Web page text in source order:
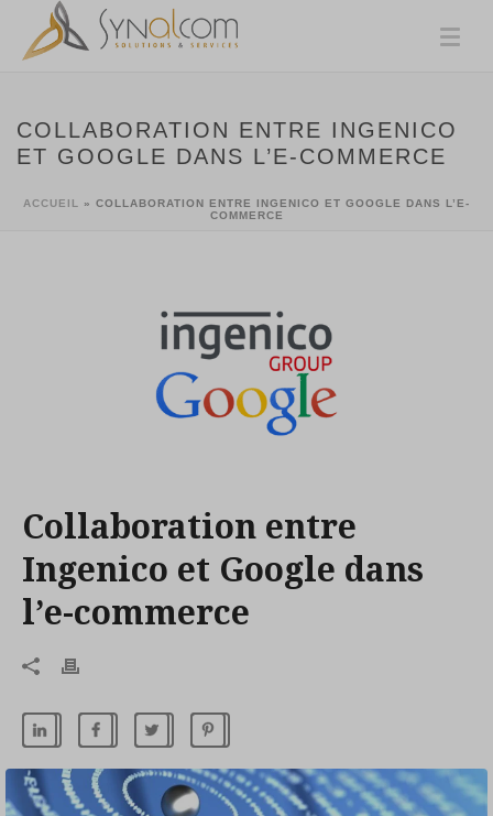
COLLABORATION ENTRE INGENICO
ET GOOGLE DANS L’E-COMMERCE
ACCUEIL » COLLABORATION ENTRE INGENICO ET GOOGLE DANS L’E-
COMMERCE
Collaboration entre
Ingenico et Google dans
l’e-commerce